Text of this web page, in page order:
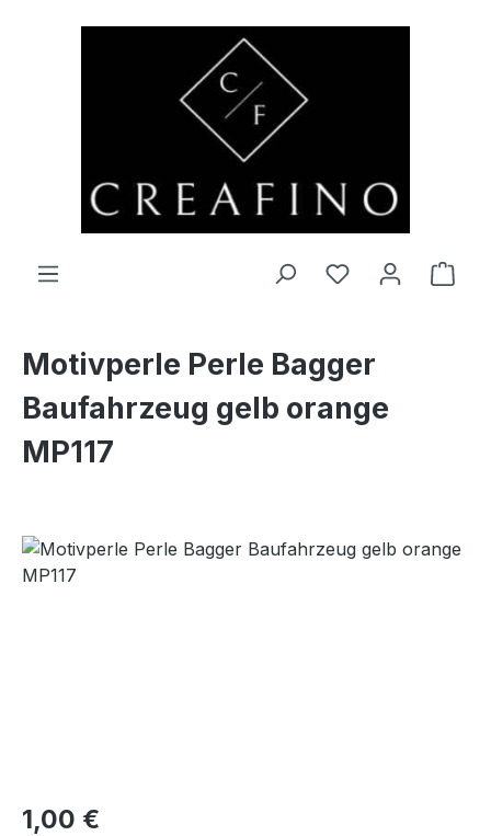
Zum Hauptinhalt springen
Du hast 0
Motivperle Perle Bagger
Baufahrzeug gelb orange
MP117
Regulärer Preis:
1,00 €